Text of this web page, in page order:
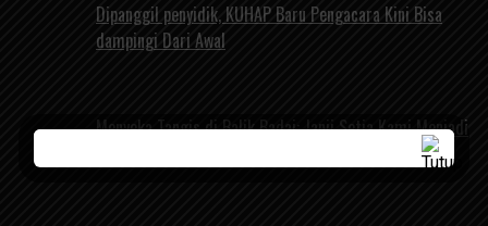
Dipanggil penyidik, KUHAP Baru Pengacara Kini Bisa
dampingi Dari Awal
Menyeka Tangis di Balik Badai: Janji Setia Kami Menjadi